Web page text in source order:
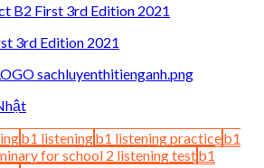
3rd Edition 2021
b1 listeningb1 listening practiceb1
for school 2 listening testb1